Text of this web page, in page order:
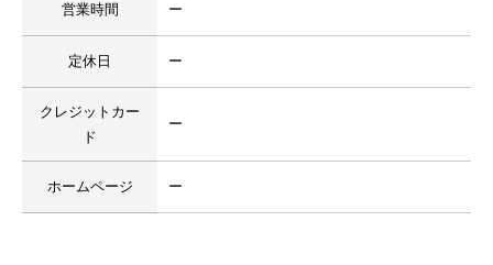
営業時間 ー
定休日 ー
クレジットカー
ド
ー
ホームページ ー